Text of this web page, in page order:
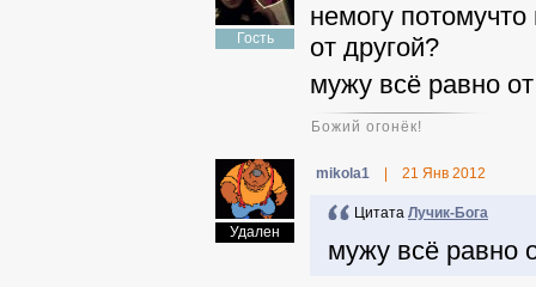
Гость
немогу
от другой?
мужу всё равно
Божий огонёк!
Удален
mikola1 21 Янв 2012
Цитата Лучик-Бога
мужу всё равно